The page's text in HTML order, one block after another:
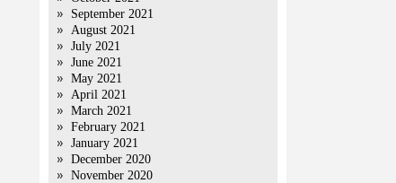
September 2021
August 2021
July 2021
June 2021
May 2021
April 2021
March 2021
February 2021
January 2021
December 2020
November 2020